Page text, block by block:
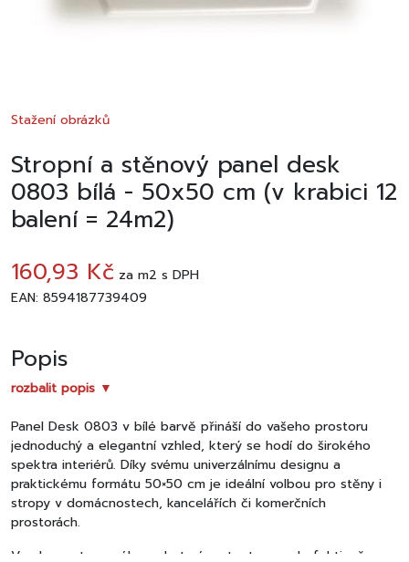
Stažení obrázků
Stropní a stěnový panel desk
0803 bílá - 50x50 cm (v krabici 12
balení = 24m2)
160,93 Kč za m2 s DPH
EAN: 8594187739409
Popis
rozbalit popis ▼
Panel Desk 0803 v bílé barvě přináší do vašeho prostoru
jednoduchý a elegantní vzhled, který se hodí do širokého
spektra interiérů. Díky svému univerzálnímu designu a
praktickému formátu 50×50 cm je ideální volbou pro stěny i
stropy v domácnostech, kancelářích či komerčních
prostorách.
Vyroben z tvrzeného polystyrénu, tento panel efektivně